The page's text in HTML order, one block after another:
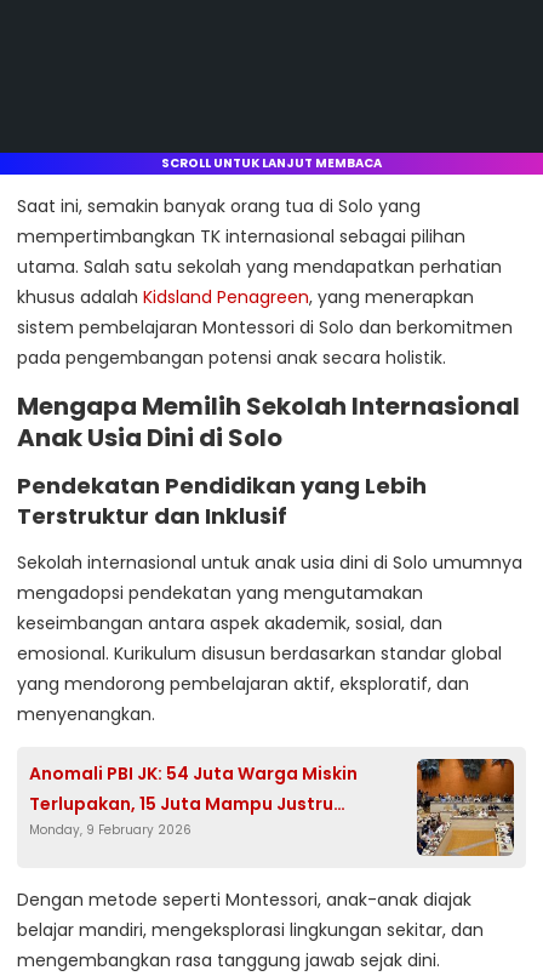
SCROLL UNTUK LANJUT MEMBACA
Saat ini, semakin banyak orang tua di Solo yang
mempertimbangkan TK internasional sebagai pilihan
utama. Salah satu sekolah yang mendapatkan perhatian
khusus adalah Kidsland Penagreen, yang menerapkan
sistem pembelajaran Montessori di Solo dan berkomitmen
pada pengembangan potensi anak secara holistik.
Mengapa Memilih Sekolah Internasional
Anak Usia Dini di Solo
Pendekatan Pendidikan yang Lebih
Terstruktur dan Inklusif
Sekolah internasional untuk anak usia dini di Solo umumnya
mengadopsi pendekatan yang mengutamakan
keseimbangan antara aspek akademik, sosial, dan
emosional. Kurikulum disusun berdasarkan standar global
yang mendorong pembelajaran aktif, eksploratif, dan
menyenangkan.
Anomali PBI JK: 54 Juta Warga Miskin
Terlupakan, 15 Juta Mampu Justru
Menerima Manfaat.
Monday, 9 February 2026
Dengan metode seperti Montessori, anak-anak diajak
belajar mandiri, mengeksplorasi lingkungan sekitar, dan
mengembangkan rasa tanggung jawab sejak dini.